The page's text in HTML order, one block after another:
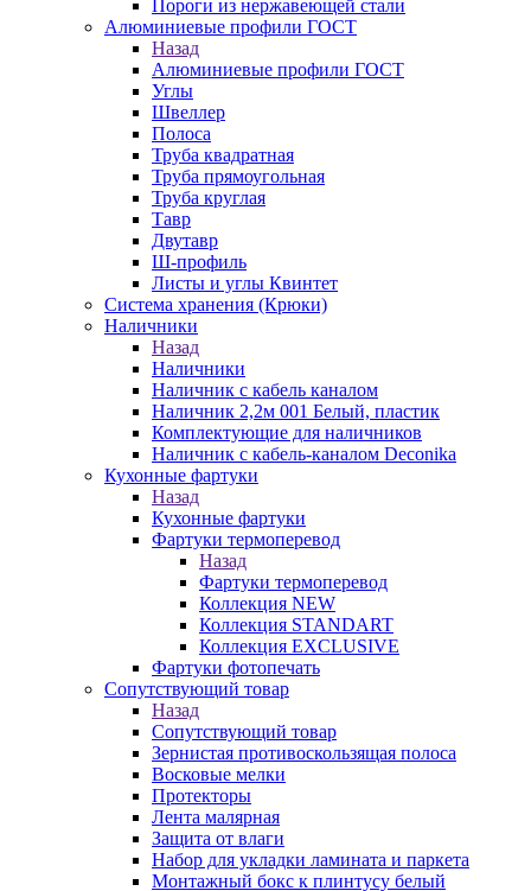
Пороги из нержавеющей стали
Алюминиевые профили ГОСТ
Назад
Алюминиевые профили ГОСТ
Углы
Швеллер
Полоса
Труба квадратная
Труба прямоугольная
Труба круглая
Тавр
Двутавр
Ш-профиль
Листы и углы Квинтет
Система хранения (Крюки)
Наличники
Назад
Наличники
Наличник с кабель каналом
Наличник 2,2м 001 Белый, пластик
Комплектующие для наличников
Наличник с кабель-каналом Deconika
Кухонные фартуки
Назад
Кухонные фартуки
Фартуки термоперевод
Назад
Фартуки термоперевод
Коллекция NEW
Коллекция STANDART
Коллекция EXCLUSIVE
Фартуки фотопечать
Сопутствующий товар
Назад
Сопутствующий товар
Зернистая противоскользящая полоса
Восковые мелки
Протекторы
Лента малярная
Защита от влаги
Набор для укладки ламината и паркета
Монтажный бокс к плинтусу белый